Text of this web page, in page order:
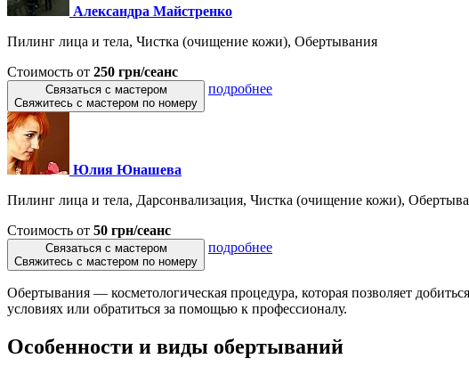
Александра Майстренко
Пилинг лица и тела, Чистка (очищение кожи), Обертывания
Стоимость от 250 грн/сеанс
Связаться с мастером
Свяжитесь с мастером по номеру
подробнее
Юлия Юнашева
Пилинг лица и тела, Дарсонвализация, Чистка (очищение кожи),
Стоимость от 50 грн/сеанс
Связаться с мастером
Свяжитесь с мастером по номеру
подробнее
Обертывания — косметологическая процедура, которая позволяет
условиях или обратиться за помощью к профессионалу.
Особенности и виды обертываний